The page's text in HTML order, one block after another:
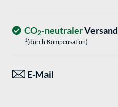
CO2-neutralerVersand
1(durch Kompensation)
E-Mail